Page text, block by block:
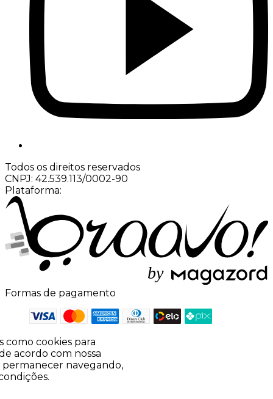
Todos os direitos reservados
CNPJ: 42.539.113/0002-90
Plataforma:
by
Formas de pagamento
como cookies para
acordo com nossa
navegando,